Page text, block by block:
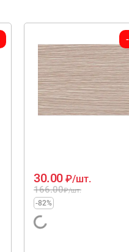
166.00₽/шт.
30.00 ₽/шт.
-82%